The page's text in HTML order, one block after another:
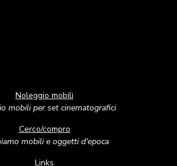
Noleggio mobili
mobili per set cinematografici
Cerco/compro
mobili e oggetti d'epoca
Links